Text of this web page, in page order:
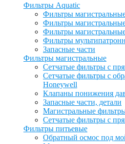
Фильтры Aquatic
Фильтры
Фильтры
Фильтры
Фильтры
Запасные части
Фильтры магистральные
Сетчатые фильтры с
Сетчатые фильтры с
Honeywell
Клапаны понижения
Запасные части, детали
Магистральные
Сетчатые фильтры с
Фильтры питьевые
Обратный осмос под